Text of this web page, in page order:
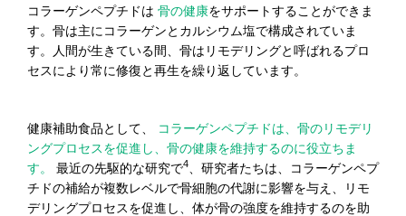
コラーゲンペプチドは 骨の健康をサポートすることができま
す。骨は主にコラーゲンとカルシウム塩で構成されていま
す。人間が生きている間、骨はリモデリングと呼ばれるプロ
セスにより常に修復と再生を繰り返しています。
健康補助食品として、
コラーゲンペプチドは、骨のリモデリ
ングプロセスを促進し、骨の健康を維持するのに役立ちま
す。
最近の先駆的な研究で4
、研究者たちは、コラーゲンペプ
チドの補給が複数レベルで骨細胞の代謝に影響を与え、リモ
デリングプロセスを促進し、体が骨の強度を維持するのを助